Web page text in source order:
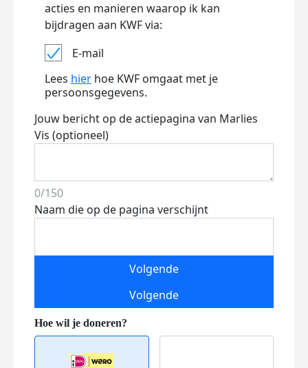
acties en manieren waarop ik kan
bijdragen aan KWF via:
E-mail
Lees hier hoe KWF omgaat met je
persoonsgegevens.
Jouw bericht op de actiepagina van Marlies
Vis (optioneel)
0/150
Naam die op de pagina verschijnt
Volgende
Volgende